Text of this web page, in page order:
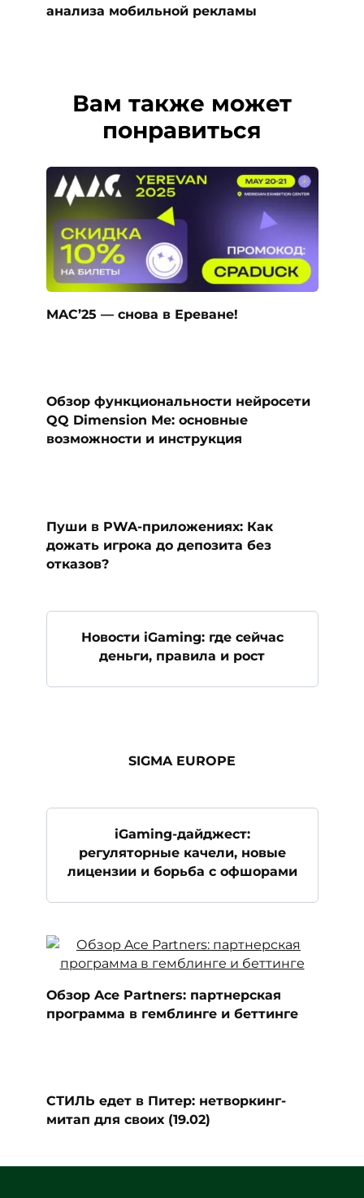
анализа мобильной рекламы
Вам также может
понравиться
MAC’25 — снова в Ереване!
Обзор функциональности нейросети
QQ Dimension Me: основные
возможности и инструкция
Пуши в PWA-приложениях: Как
дожать игрока до депозита без
отказов?
Новости iGaming: где сейчас
деньги, правила и рост
SIGMA EUROPE
iGaming-дайджест:
регуляторные качели, новые
лицензии и борьба с офшорами
Обзор Ace Partners: партнерская
программа в гемблинге и беттинге
СТИЛЬ едет в Питер: нетворкинг-
митап для своих (19.02)